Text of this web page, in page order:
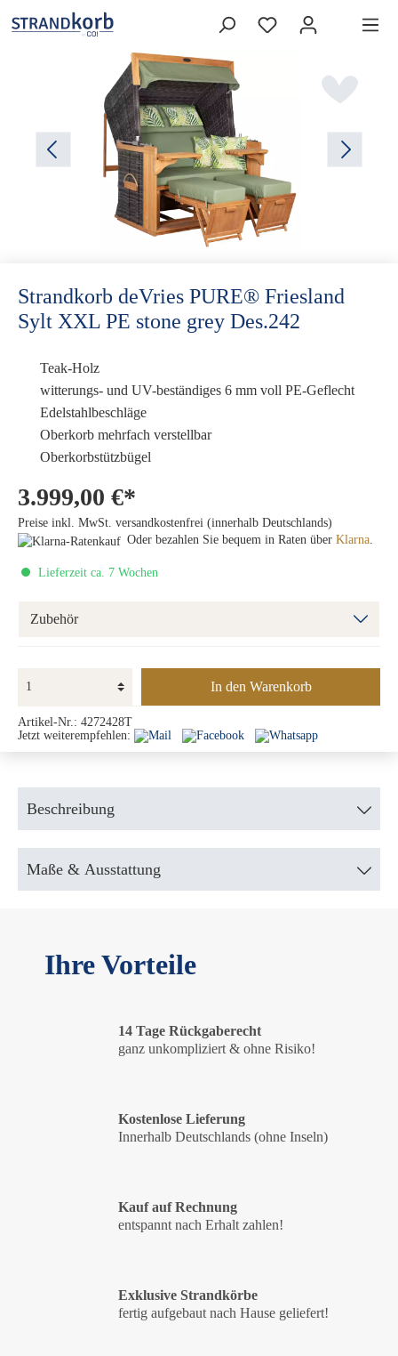
Strandkorb deVries PURE® Friesland
Sylt XXL PE stone grey Des.242
Teak-Holz
witterungs- und UV-beständiges 6 mm voll PE-Geflecht
Edelstahlbeschläge
Oberkorb mehrfach verstellbar
Oberkorbstützbügel
3.999,00 €*
Preise inkl. MwSt. versandkostenfrei (innerhalb Deutschlands)
Oder bezahlen Sie bequem in Raten über Klarna.
Lieferzeit ca. 7 Wochen
Zubehör
In den Warenkorb
Artikel-Nr.: 4272428T
Jetzt weiterempfehlen:
Beschreibung
Maße & Ausstattung
Ihre Vorteile
14 Tage Rückgaberecht
ganz unkompliziert & ohne Risiko!
Kostenlose Lieferung
Innerhalb Deutschlands (ohne Inseln)
Kauf auf Rechnung
entspannt nach Erhalt zahlen!
Exklusive Strandkörbe
fertig aufgebaut nach Hause geliefert!